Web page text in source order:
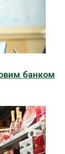
банком